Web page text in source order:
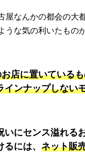
屋なんかの都会の大
うな気の利いたもの
店に置いている
インナップしない
いにセンス溢れる
には、 ネット販